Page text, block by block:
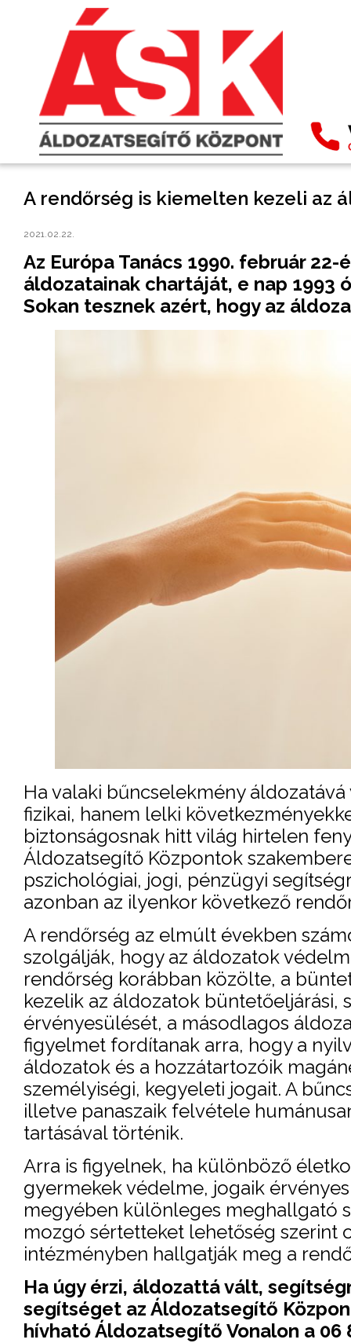
A rendőrség is kiemelten kezeli az
2021.02.22.
Az Európa Tanács 1990. február
áldozatainak chartáját, e nap 1993
Sokan tesznek azért, hogy az
Ha valaki bűncselekmény
fizikai, hanem lelki
biztonságosnak hitt világ hirtelen
Áldozatsegítő Központok
pszichológiai, jogi, pénzügyi
azonban az ilyenkor következő
A rendőrség az elmúlt években
szolgálják, hogy az áldozatok
rendőrség korábban közölte, a
kezelik az áldozatok büntetőeljárási,
érvényesülését, a másodlagos
figyelmet fordítanak arra, hogy a
áldozatok és a hozzátartozóik
személyiségi, kegyeleti jogait. A
illetve panaszaik felvétele
tartásával történik.
Arra is figyelnek, ha különböző
gyermekek védelme, jogaik
megyében különleges meghallgató
mozgó sértetteket lehetőség szerint
intézményben hallgatják meg a
Ha úgy érzi, áldozattá vált,
segítséget az Áldozatsegítő
hívható Áldozatsegítő Vonalon a